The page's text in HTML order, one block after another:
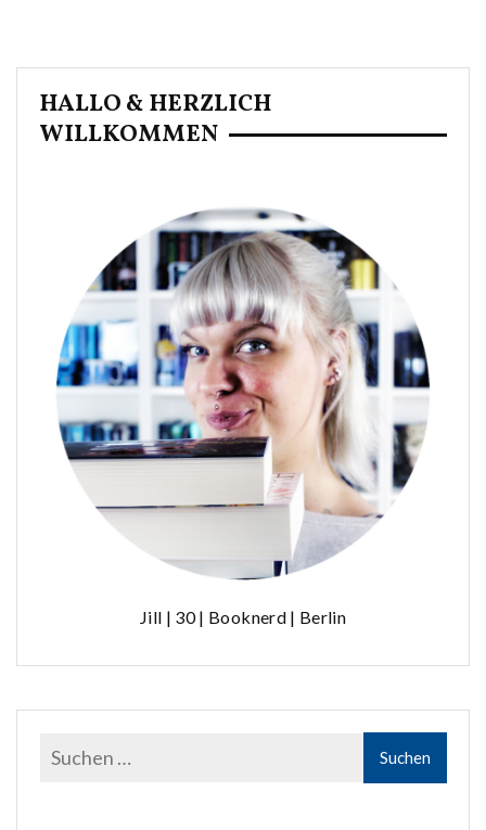
HALLO & HERZLICH
WILLKOMMEN
Jill | 30 | Booknerd | Berlin